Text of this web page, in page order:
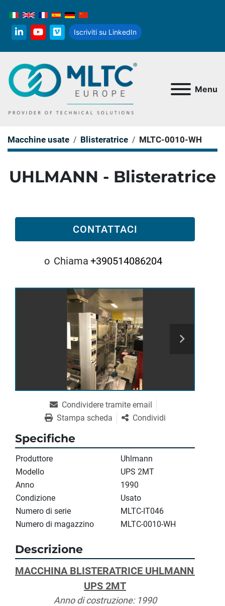
linkedinyoutube
vimeo
Iscriviti su LinkedIn
Menu
Macchine usate Blisteratrice MLTC-0010-WH
UHLMANN - Blisteratrice
CONTATTACI
o Chiama +390514086204
Condividere tramite email
Stampa scheda
Condividi
Specifiche
Produttore
Uhlmann
Modello
UPS 2MT
Anno
1990
Condizione
Usato
Numero di serie
MLTC-IT046
Numero di magazzino
MLTC-0010-WH
Descrizione
MACCHINA BLISTERATRICE UHLMANN
UPS 2MT
Anno di costruzione: 1990